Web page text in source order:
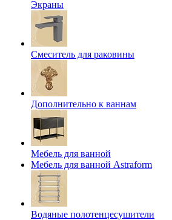
Экраны
Смеситель для раковины
Дополнительно к ваннам
Мебель для ванной
Мебель для ванной Astraform
Водяные полотенцесушители